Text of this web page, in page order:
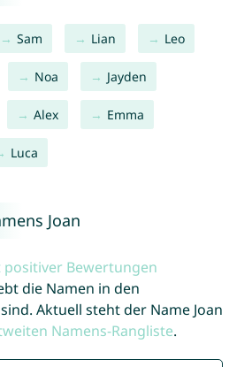
Sam Lian Leo
Noa Jayden
Alex Emma
Luca
Joan
Bewertungen
die Namen in den
Aktuell steht der Name Joan
Namens-Rangliste.